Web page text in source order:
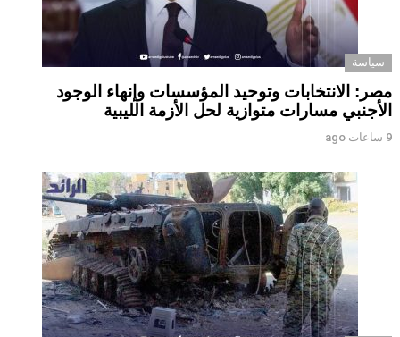
سياسة
مصر: الانتخابات وتوحيد المؤسسات وإنهاء الوجود
الأجنبي مسارات متوازية لحل الأزمة الليبية
9 ساعات ago